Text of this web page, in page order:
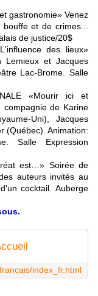
gastronomie» Venez
et de crimes...
de justice/20$
des lieux»
Lemieux et Jacques
Lac-Brome. Salle
«Mourir ici et
compagnie de Karine
Uni), Jacques
(Québec). Animation:
Salle Expression
est…» Soirée de
auteurs invités au
cocktail. Auberge
index_fr.html